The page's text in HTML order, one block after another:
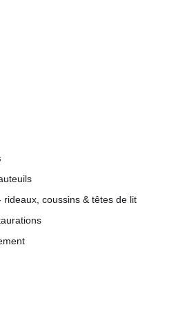
coussins & têtes de lit